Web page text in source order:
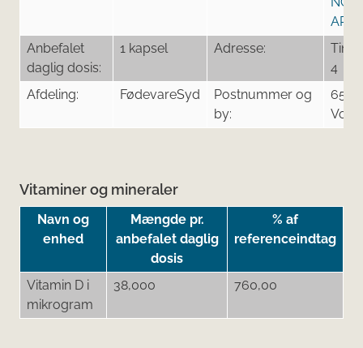
APS
Anbefalet
daglig dosis:
1 kapsel Adresse:
4
Afdeling:
FødevareSyd
Postnummer og
by:
6500
Vitaminer og mineraler
Navn og
enhed
Mængde pr.
anbefalet daglig
dosis
% af
referenceindtag
Vitamin D i
mikrogram
38,000 760,00